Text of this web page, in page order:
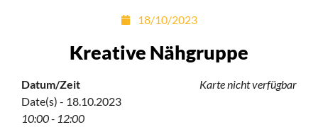
18/10/2023
Kreative Nähgruppe
Karte nicht verfügbar
Datum/Zeit
Date(s) - 18.10.2023
10:00 - 12:00